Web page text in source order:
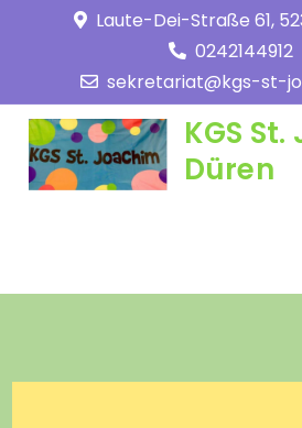
Laute-Dei-Straße 61,
0242144912
sekretariat@kgs-st-
KGS
Düren